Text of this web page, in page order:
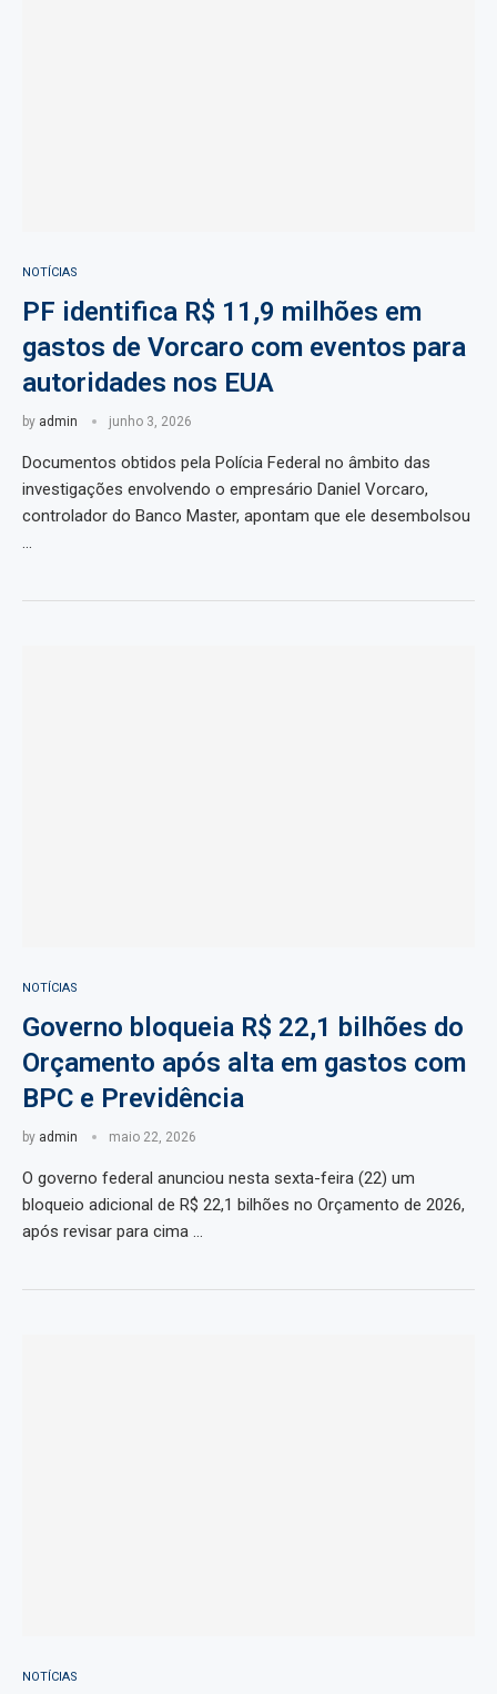
NOTÍCIAS
PF identifica R$ 11,9 milhões em
gastos de Vorcaro com eventos para
autoridades nos EUA
by admin junho 3, 2026
Documentos obtidos pela Polícia Federal no âmbito das
investigações envolvendo o empresário Daniel Vorcaro,
controlador do Banco Master, apontam que ele desembolsou
…
NOTÍCIAS
Governo bloqueia R$ 22,1 bilhões do
Orçamento após alta em gastos com
BPC e Previdência
by admin maio 22, 2026
O governo federal anunciou nesta sexta-feira (22) um
bloqueio adicional de R$ 22,1 bilhões no Orçamento de 2026,
após revisar para cima …
NOTÍCIAS